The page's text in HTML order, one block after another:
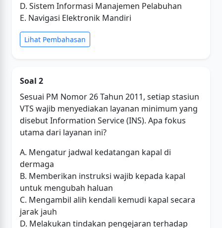
D. Sistem Informasi Manajemen Pelabuhan
E. Navigasi Elektronik Mandiri
Lihat Pembahasan
Soal 2
Sesuai PM Nomor 26 Tahun 2011, setiap stasiun
VTS wajib menyediakan layanan minimum yang
disebut Information Service (INS). Apa fokus
utama dari layanan ini?
A. Mengatur jadwal kedatangan kapal di
dermaga
B. Memberikan instruksi wajib kepada kapal
untuk mengubah haluan
C. Mengambil alih kendali kemudi kapal secara
jarak jauh
D. Melakukan tindakan pengejaran terhadap